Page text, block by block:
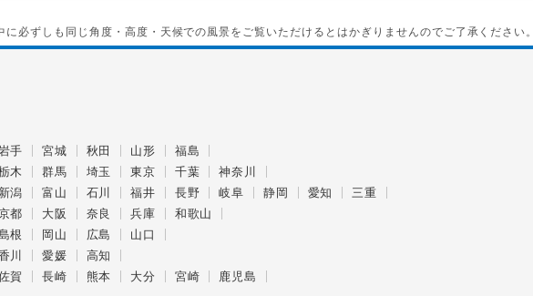
必ずしも同じ角度・高度・天候での風景をご覧いただけるとはかぎりませんのでご了承ください。
手 宮城 秋田 山形
福島
木 群馬 埼玉 東京 千葉
神奈川
新潟 富山 石川 福井 長野 岐阜 静岡 愛知
三重
都 大阪 奈良 兵庫
和歌山
根 岡山 広島
山口
川 愛媛
高知
賀 長崎 熊本 大分 宮崎
鹿児島